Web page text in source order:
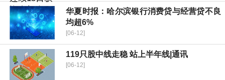
华夏时报：哈尔滨银行消费贷与经营贷不良
均超6%
[06-12]
119只股中线走稳 站上半年线|通讯
[06-12]